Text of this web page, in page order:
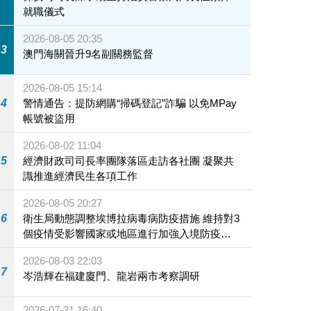
就職儀式
3
2026-08-05 20:35
澳門海關晉升9名副關務監督
4
2026-08-05 15:14
警情通告：提防網購“掃碼登記”詐騙 以免MPay
帳號被盜用
5
2026-08-02 11:04
經濟財政司司長率團隊落區走訪各社團 凝聚共
識推進經濟民生各項工作
6
2026-08-05 20:27
衛生局動態調整埃博拉病毒病防疫措施 維持對3
個疫情受影響國家或地區進行加強入境防疫措
施
7
2026-08-03 22:03
岑浩輝在福建廈門、龍岩兩市考察調研